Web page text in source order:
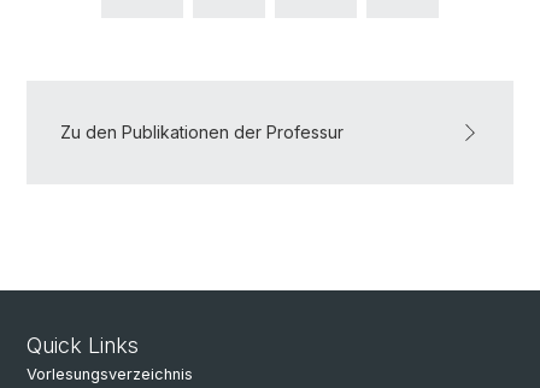
Zu den Publikationen der Professur
Quick Links
Vorlesungsverzeichnis